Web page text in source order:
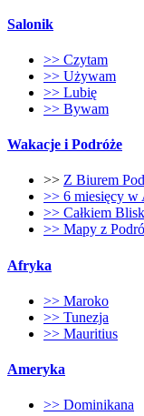
Salonik
>> Czytam
>> Używam
>> Lubię
>> Bywam
Wakacje i Podróże
>> Z Biurem
>> 6 miesięcy w
>> Całkiem
>> Mapy z
Afryka
>> Maroko
>> Tunezja
>> Mauritius
Ameryka
>> Dominikana